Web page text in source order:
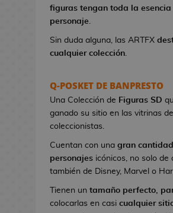
e
c
s
d
e
V
figuras tengan toda la esencia
personaje.
Sin duda alguna, las ARTFX
cualquier colección.
Q-POSKET DE BANPRESTO
Una Colección de Figuras SD
ganado su sitio en las vitrinas
coleccionistas.
Cuentan con una gran
personajes icónicos, no solo de
también de Disney, Marvel o
Tienen un tamaño perfecto,
colocarlas en casi cualquier